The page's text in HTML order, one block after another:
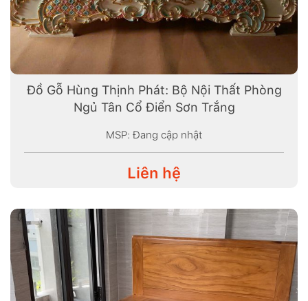
Đồ Gỗ Hùng Thịnh Phát: Bộ Nội Thất Phòng
Ngủ Tân Cổ Điển Sơn Trắng
MSP: Đang cập nhật
Liên hệ